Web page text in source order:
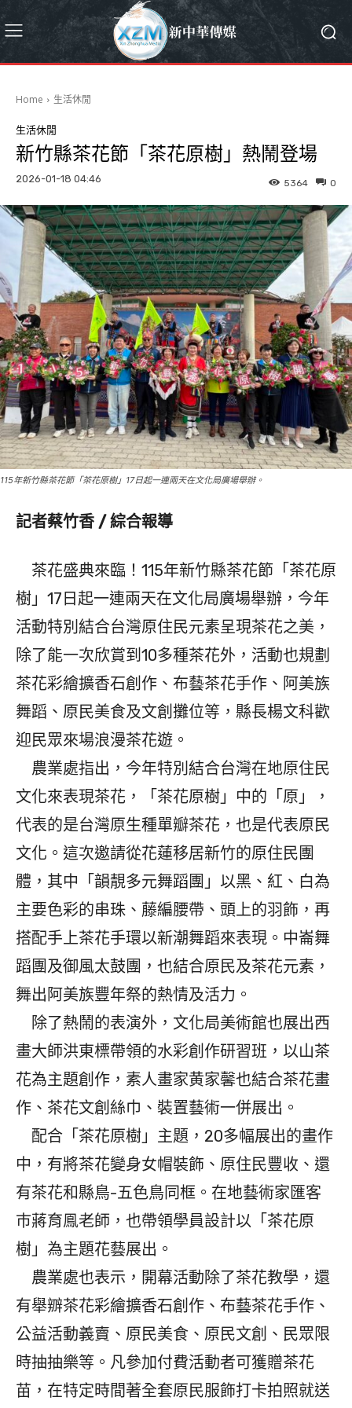
Home 生活休閒
生活休閒
新竹縣茶花節「茶花原樹」熱鬧登場
2026-01-18 04:46 0
5364
115年新竹縣茶花節「茶花原樹」17日起一連兩天在文化局廣場舉辦。
記者蔡竹香 / 綜合報導
茶花盛典來臨！115年新竹縣茶花節「茶花原
樹」17日起一連兩天在文化局廣場舉辦，今年
活動特別結合台灣原住民元素呈現茶花之美，
除了能一次欣賞到10多種茶花外，活動也規劃
茶花彩繪擴香石創作、布藝茶花手作、阿美族
舞蹈、原民美食及文創攤位等，縣長楊文科歡
迎民眾來場浪漫茶花遊。
農業處指出，今年特別結合台灣在地原住民
文化來表現茶花，「茶花原樹」中的「原」，
代表的是台灣原生種單瓣茶花，也是代表原民
文化。這次邀請從花蓮移居新竹的原住民團
體，其中「韻靚多元舞蹈團」以黑、紅、白為
主要色彩的串珠、藤編腰帶、頭上的羽飾，再
搭配手上茶花手環以新潮舞蹈來表現。中崙舞
蹈團及御風太鼓團，也結合原民及茶花元素，
舞出阿美族豐年祭的熱情及活力。
除了熱鬧的表演外，文化局美術館也展出西
畫大師洪東標帶領的水彩創作研習班，以山茶
花為主題創作，素人畫家黄家馨也結合茶花畫
作、茶花文創絲巾、裝置藝術一併展出。
配合「茶花原樹」主題，20多幅展出的畫作
中，有將茶花變身女帽裝飾、原住民豐收、還
有茶花和縣鳥-五色鳥同框。在地藝術家匯客
巿蔣育鳯老師，也帶領學員設計以「茶花原
樹」為主題花藝展出。
農業處也表示，開幕活動除了茶花教學，還
有舉辧茶花彩繪擴香石創作、布藝茶花手作、
公益活動義賣、原民美食、原民文創、民眾限
時抽抽樂等。凡參加付費活動者可獲贈茶花
苗，在特定時間著全套原民服飾打卡拍照就送